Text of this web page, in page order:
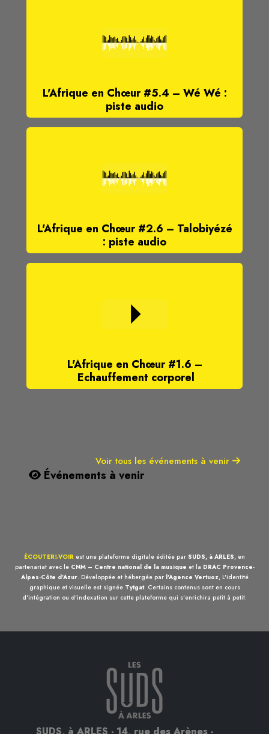
L'Afrique en Chœur #5.4 – Wé Wé :
piste audio
L'Afrique en Chœur #2.6 – Talobiyézé
: piste audio
L'Afrique en Chœur #1.6 –
Echauffement corporel
Voir tous les événements à venir
Événements à venir
ÉCOUTER&VOIR est une plateforme digitale éditée par SUDS, à ARLES, en
partenariat avec le CNM – Centre national de la musique et la DRAC Provence-
Alpes-Côte d'Azur. Développée et hébergée par l'Agence Vertuoz, L'identité
graphique et visuelle est signée Tytgat. Certains contenus sont en cours
d'intégration ou d'indexation sur cette plateforme qui s'enrichira petit à petit.